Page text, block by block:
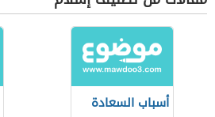
أسباب السعادة